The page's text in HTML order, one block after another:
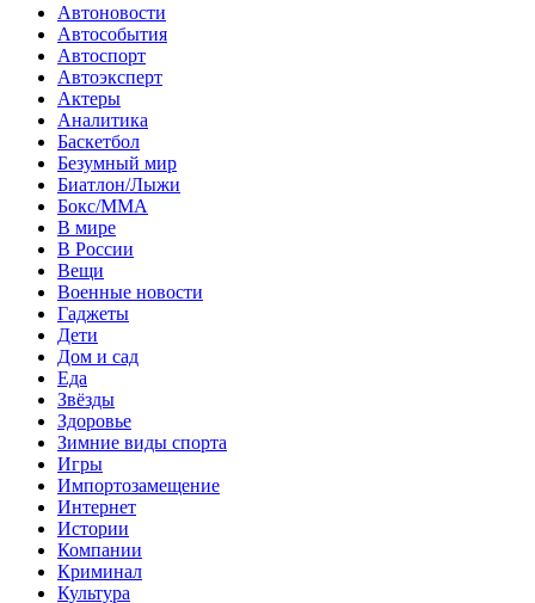
Автоновости
Автособытия
Автоспорт
Автоэксперт
Актеры
Аналитика
Баскетбол
Безумный мир
Биатлон/Лыжи
Бокс/MMA
В мире
В России
Вещи
Военные новости
Гаджеты
Дети
Дом и сад
Еда
Звёзды
Здоровье
Зимние виды спорта
Игры
Импортозамещение
Интернет
Истории
Компании
Криминал
Культура